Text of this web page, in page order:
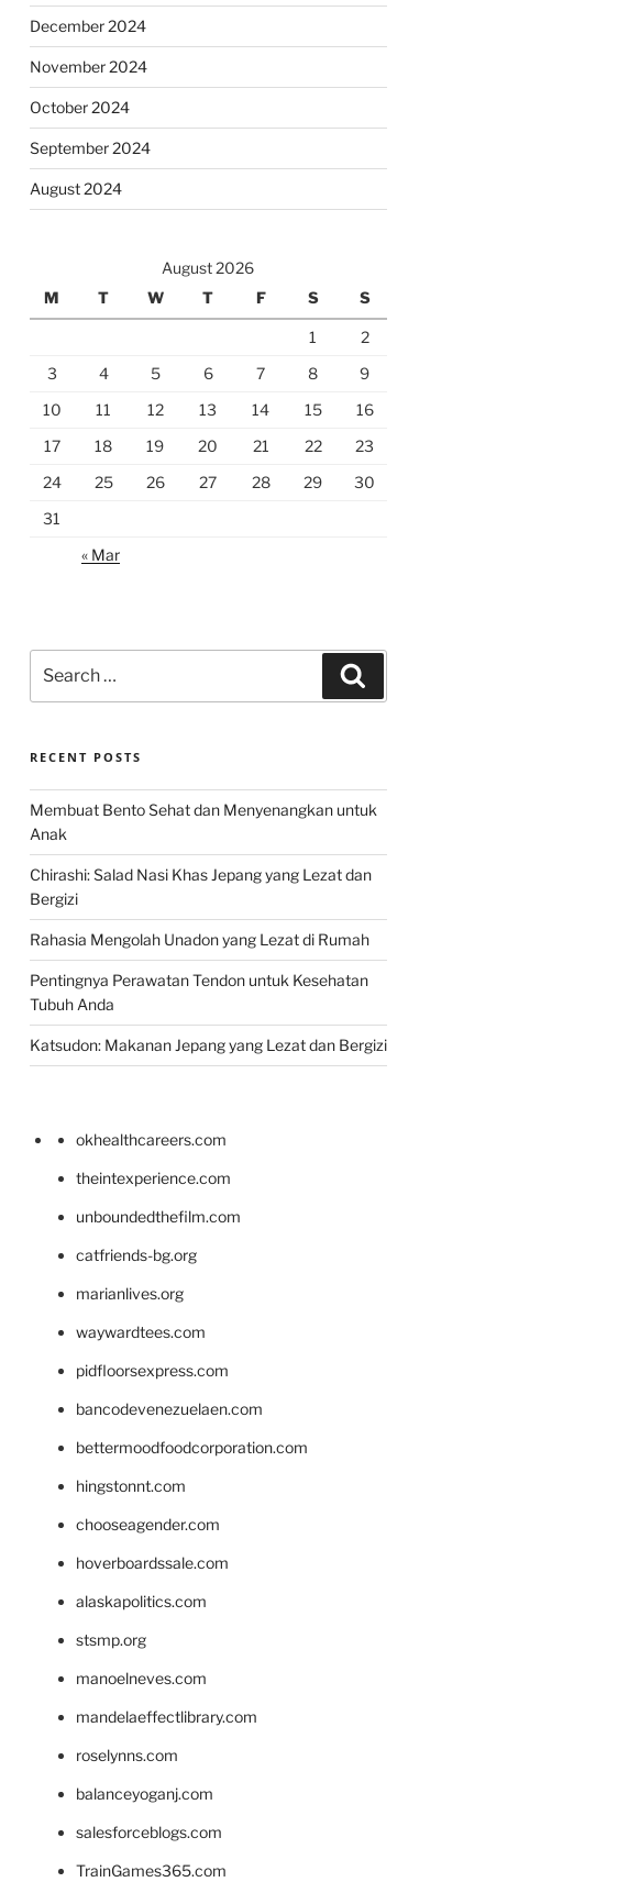
December 2024
November 2024
October 2024
September 2024
August 2024
August 2026
M
T W T F S S
1
2
3
4 5 6 7 8
9
10
11 12 13 14 15
16
17
18 19 20 21 22
23
24
25 26 27 28 29
30
31
« Mar
for:
RECENT POSTS
Membuat Bento Sehat dan Menyenangkan untuk
Anak
Chirashi: Salad Nasi Khas Jepang yang Lezat dan
Bergizi
Rahasia Mengolah Unadon yang Lezat di Rumah
Pentingnya Perawatan Tendon untuk Kesehatan
Tubuh Anda
Katsudon: Makanan Jepang yang Lezat dan Bergizi
okhealthcareers.com
theintexperience.com
unboundedthefilm.com
catfriends-bg.org
marianlives.org
waywardtees.com
pidfloorsexpress.com
bancodevenezuelaen.com
bettermoodfoodcorporation.com
hingstonnt.com
chooseagender.com
hoverboardssale.com
alaskapolitics.com
stsmp.org
manoelneves.com
mandelaeffectlibrary.com
roselynns.com
balanceyoganj.com
salesforceblogs.com
TrainGames365.com